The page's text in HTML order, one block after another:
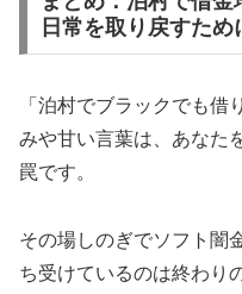
日常を取り戻すため
「泊村でブラックでも
みや甘い言葉は、あなた
罠です。
その場しのぎでソフト闇
ち受けているのは終わり